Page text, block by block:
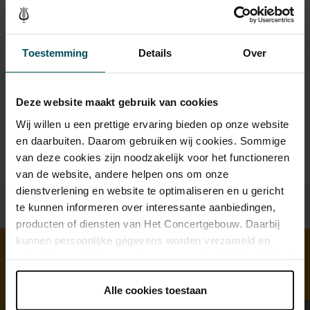
Toestemming Details Over
Deze website maakt gebruik van cookies
Wij willen u een prettige ervaring bieden op onze website
en daarbuiten. Daarom gebruiken wij cookies. Sommige
van deze cookies zijn noodzakelijk voor het functioneren
van de website, andere helpen ons om onze
dienstverlening en website te optimaliseren en u gericht
te kunnen informeren over interessante aanbiedingen,
producten of diensten van Het Concertgebouw. Daarbij
kunnen persoonlijke gegevens worden verzameld en
onder 'aanpassen' zelf welke cookies wij mogen
Lees onze cookieverklaring hier. Lees onze
Alle cookies toestaan
Drankjes zijn bij de prijs inbegrepen. Ben je jonger dan 30
jaar? Eventuele sprintkaarten zijn 4 uur van tevoren via de
online bestelflow beschikbaar.Meer informatie over
u rolstoelplaatsen bestellen? Mail naar
kassa@concertgebouw.nl of bel de Concertgebouwlijn op
020 – 671 83 45.